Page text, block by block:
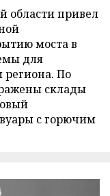
области привел
моста в
для
региона. По
склады
с горючим